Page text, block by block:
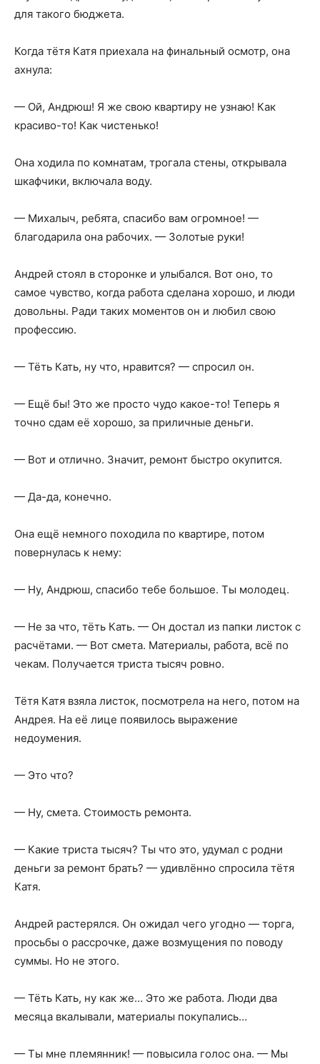
для такого бюджета.
Когда тётя Катя приехала на финальный осмотр, она
ахнула:
— Ой, Андрюш! Я же свою квартиру не узнаю! Как
красиво-то! Как чистенько!
Она ходила по комнатам, трогала стены, открывала
шкафчики, включала воду.
— Михалыч, ребята, спасибо вам огромное! —
благодарила она рабочих. — Золотые руки!
Андрей стоял в сторонке и улыбался. Вот оно, то
самое чувство, когда работа сделана хорошо, и люди
довольны. Ради таких моментов он и любил свою
профессию.
— Тёть Кать, ну что, нравится? — спросил он.
— Ещё бы! Это же просто чудо какое-то! Теперь я
точно сдам её хорошо, за приличные деньги.
— Вот и отлично. Значит, ремонт быстро окупится.
— Да-да, конечно.
Она ещё немного походила по квартире, потом
повернулась к нему:
— Ну, Андрюш, спасибо тебе большое. Ты молодец.
— Не за что, тёть Кать. — Он достал из папки листок с
расчётами. — Вот смета. Материалы, работа, всё по
чекам. Получается триста тысяч ровно.
Тётя Катя взяла листок, посмотрела на него, потом на
Андрея. На её лице появилось выражение
недоумения.
— Это что?
— Ну, смета. Стоимость ремонта.
— Какие триста тысяч? Ты что это, удумал с родни
деньги за ремонт брать? — удивлённо спросила тётя
Катя.
Андрей растерялся. Он ожидал чего угодно — торга,
просьбы о рассрочке, даже возмущения по поводу
суммы. Но не этого.
— Тёть Кать, ну как же… Это же работа. Люди два
месяца вкалывали, материалы покупались…
— Ты мне племянник! — повысила голос она. — Мы